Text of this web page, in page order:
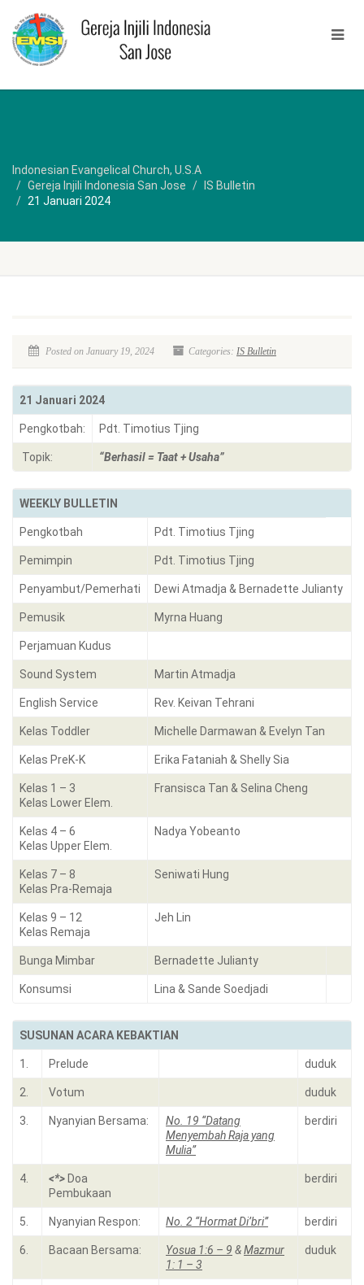
Indonesian Evangelical Church, U.S.A
Gereja Injili Indonesia San Jose
IS Bulletin
21 Januari 2024
Posted on January 19, 2024 Categories: IS Bulletin
21 Januari 2024
Pengkotbah: Pdt. Timotius Tjing
Topik: “Berhasil = Taat + Usaha”
WEEKLY BULLETIN
Pengkotbah Pdt. Timotius Tjing
Pemimpin Pdt. Timotius Tjing
Penyambut/Pemerhati Dewi Atmadja & Bernadette Julianty
Pemusik Myrna Huang
Perjamuan Kudus
Sound System Martin Atmadja
English Service Rev. Keivan Tehrani
Kelas Toddler Michelle Darmawan & Evelyn Tan
Kelas PreK-K Erika Fataniah & Shelly Sia
Kelas 1 – 3
Kelas Lower Elem.
Fransisca Tan & Selina Cheng
Kelas 4 – 6
Kelas Upper Elem.
Nadya Yobeanto
Kelas 7 – 8
Kelas Pra-Remaja
Seniwati Hung
Kelas 9 – 12
Kelas Remaja
Jeh Lin
Bunga Mimbar Bernadette Julianty
Konsumsi Lina & Sande Soedjadi
SUSUNAN ACARA KEBAKTIAN
1. Prelude duduk
2. Votum duduk
3. Nyanyian Bersama:
No. 19 “Datang
Menyembah Raja yang
Mulia”
berdiri
4. <*> Doa
Pembukaan
berdiri
5. Nyanyian Respon: No. 2 “Hormat Di’bri” berdiri
6. Bacaan Bersama: Yosua 1:6 – 9 &Mazmur
1: 1 – 3
duduk